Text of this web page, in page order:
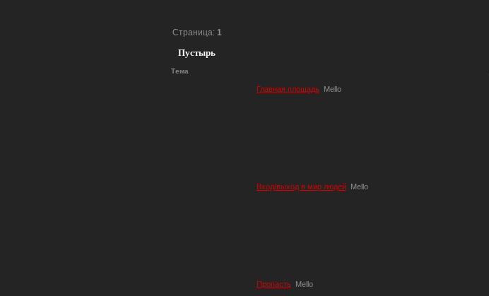
Пустырь
Страница: 1
Тема
Главная площадь Mello
Вход/выход в мир людей Mello
Пропасть Mello